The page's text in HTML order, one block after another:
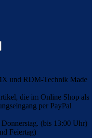
die im Online Shop als
per PayPal
(bis 13:00 Uhr)
Feiertag)